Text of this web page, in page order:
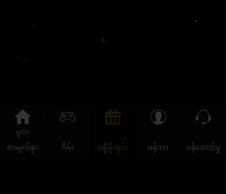
မူလ
စာမျက်နှာ
ဂိမ်း ပရိုမိုးရှင်း မန်ဘာ ဝန်ဆောင်မှု